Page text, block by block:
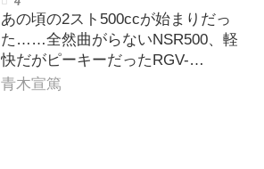
あの頃の2スト500ccが始まりだっ
た……全然曲がらないNSR500、軽
快だがピーキーだったRGV-
Γ500【ノブ青木のA.M.R. (アオキマ
青木宣篤